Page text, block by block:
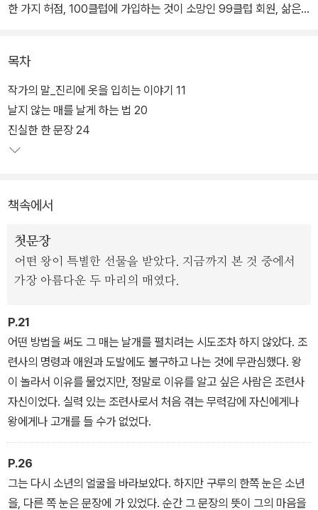
한 가지 허점, 100클럽에 가입하는 것이 소망인 99클럽 회원, 삶은
우리 삶에 친숙한 동물들, 스승들, 왕들, 학자들이 인도 우화만의 독특
한 화법으로 삶의 지혜와 진리를 전한다. 책장을 넘기면 염료 통에 빠
져 털이 파란색으로 염색된 자칼이 와서 당신의 무릎에 파란 앞발을
올려놓고 '내가 바로 너야.'라고 말할지 모른다.
을 비추는 마법의 거울이 책 옆에 놓일지도. 진실한 앎, 헌신과 용서,
등 다양한 주제가 매력을 더한다. 오랜 기간 작가가 엄선한 100편의
우화와 이야기들. 지역마다 맛과 향이 다른 인도 음식처럼 어느 곳을
펼쳐 읽든 재미 이상의 의미와 깨달음이 있다.
목차
작가의 말_진리에 옷을 입히는 이야기 11
날지 않는 매를 날게 하는 법 20
진실한 한 문장 24
책속에서
첫문장
어떤 왕이 특별한 선물을 받았다. 지금까지 본 것 중에서
가장 아름다운 두 마리의 매였다.
P.21
어떤 방법을 써도 그 매는 날개를 펼치려는 시도조차 하지 않았다. 조
련사의 명령과 애원과 도발에도 불구하고 나는 것에 무관심했다. 왕
이 놀라서 이유를 물었지만, 정말로 이유를 알고 싶은 사람은 조련사
자신이었다. 실력 있는 조련사로서 처음 겪는 무력감에 자신에게나
왕에게나 고개를 들 수가 없었다.
P.26
그는 다시 소년의 얼굴을 바라보았다. 하지만 구루의 한쪽 눈은 소년
을, 다른 쪽 눈은 문장에 가 있었다. 순간 그 문장의 뜻이 그의 마음을